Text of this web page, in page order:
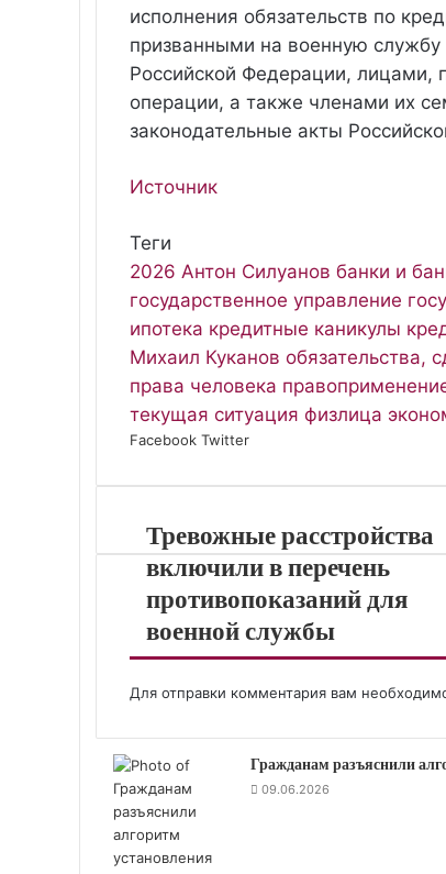
исполнения обязательств по
призванными на военную
Российской Федерации, лицами,
операции, а также членами их
законодательные акты
Источник
Теги
2026 Антон Силуанов банки и
государственное управление
ипотека кредитные каникулы
Михаил Куканов обязательства,
права человека
текущая ситуация физлица
Facebook Twitter
n
e
d
I
n
n
e
r
e
s
t
о
т
а
к
т
е
н
к
л
а
с
с
к
y
e
a
s
A
p
p
l
g
r
a
m
b
r
Тревожные расстройства
включили в перечень
противопоказаний для
военной службы
Для отправки комментария вам
Гражданам разъяснили
09.06.2026